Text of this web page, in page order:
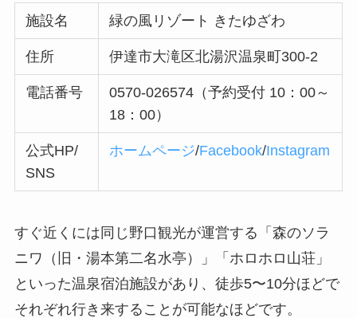
施設名 緑の風リゾート きたゆざわ
住所 伊達市大滝区北湯沢温泉町300-2
電話番号
0570-026574（予約受付 10：00～
18：00）
公式HP/
SNS
ホームページ/Facebook/Instagram
すぐ近くには同じ野口観光が運営する「森のソラ
ニワ（旧・湯本第二名水亭）」「ホロホロ山荘」
といった温泉宿泊施設があり、徒歩5〜10分ほどで
それぞれ行き来することが可能なほどです。